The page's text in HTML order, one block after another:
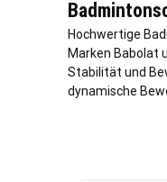
Hochwertige
Marken Babolat
Stabilität und
dynamische